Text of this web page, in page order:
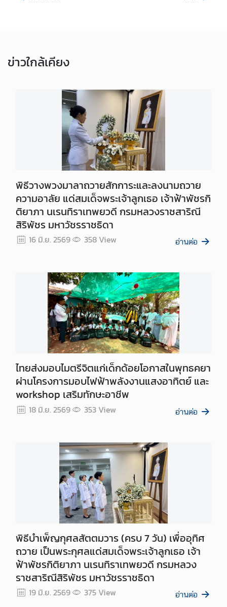
ป
ร
บ
ฟ
อ
ร์
ม
ด้
ท่
อ
ง
l
a
n
d
N
o
ข่าวใกล้เคียง
พิธีวางพวงมาลาถวายสักการะและลงนามถวาย
ความอาลัย แด่สมเด็จพระเจ้าลูกเธอ เจ้าฟ้าพัชรกิ
ติยาภา นเรนทิราเทพยวดี กรมหลวงราชสาริณี
สิริพัชร มหาวัชรราชธิดา
16 มิ.ย. 2569 358View อ่านต่อ
ไทยส่งมอบไมตรีจิตแก่เด็กด้อยโอกาสในพุทธคยา
ผ่านโครงการมอบไฟฟ้าพลังงานแสงอาทิตย์ และ
workshop เสริมทักษะอาชีพ
18 มิ.ย. 2569 353View อ่านต่อ
พิธีบำเพ็ญกุศลสัตตมวาร (ครบ 7 วัน) เพื่ออุทิศ
ถวาย เป็นพระกุศลแด่สมเด็จพระเจ้าลูกเธอ เจ้า
ฟ้าพัชรกิติยาภา นเรนทิราเทพยวดี กรมหลวง
ราชสาริณีสิริพัชร มหาวัชรราชธิดา
19 มิ.ย. 2569 375View อ่านต่อ